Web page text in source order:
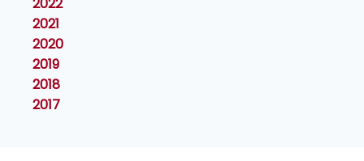
2021
2020
2019
2018
2017